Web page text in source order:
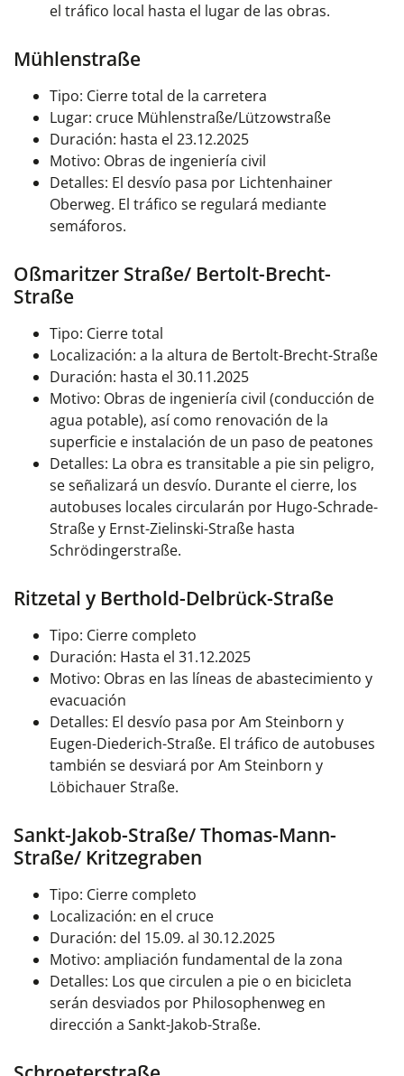
el tráfico local hasta el lugar de las obras.
Mühlenstraße
Tipo: Cierre total de la carretera
Lugar: cruce Mühlenstraße/Lützowstraße
Duración: hasta el 23.12.2025
Motivo: Obras de ingeniería civil
Detalles: El desvío pasa por Lichtenhainer
Oberweg. El tráfico se regulará mediante
semáforos.
Oßmaritzer Straße/ Bertolt-Brecht-
Straße
Tipo: Cierre total
Localización: a la altura de Bertolt-Brecht-Straße
Duración: hasta el 30.11.2025
Motivo: Obras de ingeniería civil (conducción de
agua potable), así como renovación de la
superficie e instalación de un paso de peatones
Detalles: La obra es transitable a pie sin peligro,
se señalizará un desvío. Durante el cierre, los
autobuses locales circularán por Hugo-Schrade-
Straße y Ernst-Zielinski-Straße hasta
Schrödingerstraße.
Ritzetal y Berthold-Delbrück-Straße
Tipo: Cierre completo
Duración: Hasta el 31.12.2025
Motivo: Obras en las líneas de abastecimiento y
evacuación
Detalles: El desvío pasa por Am Steinborn y
Eugen-Diederich-Straße. El tráfico de autobuses
también se desviará por Am Steinborn y
Löbichauer Straße.
Sankt-Jakob-Straße/ Thomas-Mann-
Straße/ Kritzegraben
Tipo: Cierre completo
Localización: en el cruce
Duración: del 15.09. al 30.12.2025
Motivo: ampliación fundamental de la zona
Detalles: Los que circulen a pie o en bicicleta
serán desviados por Philosophenweg en
dirección a Sankt-Jakob-Straße.